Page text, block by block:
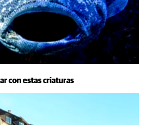
con estas criaturas